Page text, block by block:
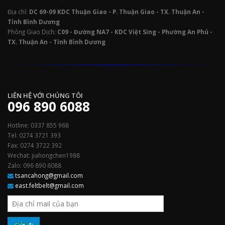
Địa chỉ: DC 69-09 KDC Thuận Giao - P. Thuận Giao - TX. Thuận An -
Tỉnh Bình Dương
Phòng Giao Dịch: C09 - Đường NA7 - KDC Việt Sing - Phường An Phú -
TX. Thuận An - Tỉnh Bình Dương
LIÊN HỆ VỚI CHÚNG TÔI
096 890 6088
Hotline: 0337 855 968
Tel: 0274 3721 393
Fax: 0274 3722 392
Wechat: jiahongchen1988
Zalo: 096 890 6088
tsancahong@gmail.com
east.feltbelt@gmail.com